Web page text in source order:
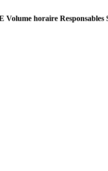
Volume horaire Responsables